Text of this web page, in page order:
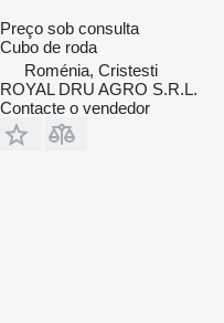
Preço sob consulta
Cubo de roda
Roménia, Cristesti
ROYAL DRU AGRO S.R.L.
Contacte o vendedor